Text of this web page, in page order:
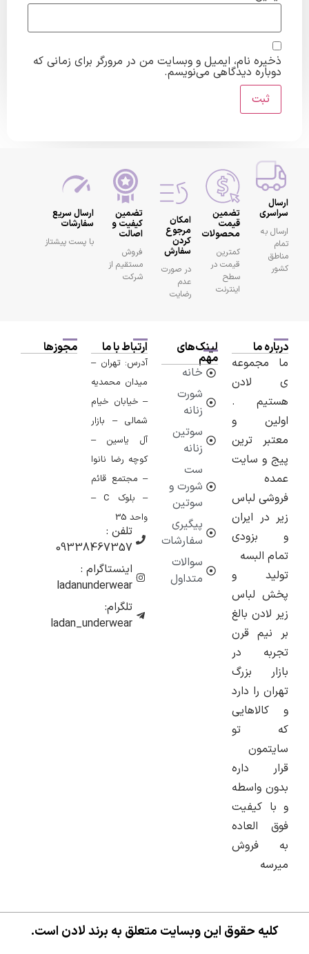
نام، ایمیل و وبسایت من در مرورگر برای زمانی که
دیدگاهی می‌نویسم.
تضمین
قیمت
محصولات
کمترین
قیمت در
سطح
امکان
مرجوع
کردن
سفارش
در صورت
عدم
رضایت
تضمین
کیفیت و
اصالت
فروش
مستقیم از
شرکت
ارسال سریع
سفارشات
با پست پیشتاز
.
و
ترین
و سایت
لباس
ایران
البسه
و
لباس
بالغ
قرن
در
بزرگ
را دارد
تو
داره
واسطه
کیفیت
لینک‌های
مهم
شورت
سوتین
زنانه
شورت و
سوتین
پیگیری
سفارشات
سوالات
متداول
ارتباط با ما
آدرس: تهران –
میدان محمدیه
– خیابان خیام
شمالی – بازار
آل یاسین –
کوچه رضا نانوا
– مجتمع قائم
– بلوک C –
تلفن :
09338467357
اینستاگرام :
ladanunderwear
تلگرام:
ladan_underwear
مجوزها
حقوق این وبسایت متعلق به برند لادن است.